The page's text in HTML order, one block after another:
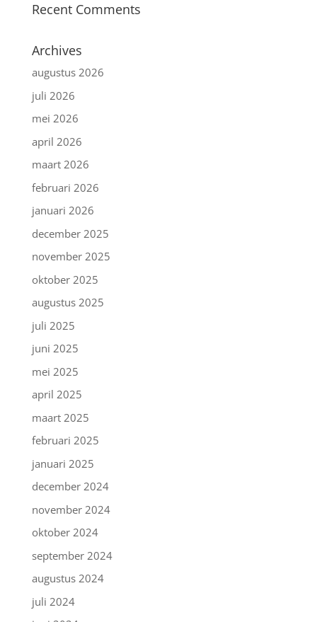
Recent Comments
Archives
augustus 2026
juli 2026
mei 2026
april 2026
maart 2026
februari 2026
januari 2026
december 2025
november 2025
oktober 2025
augustus 2025
juli 2025
juni 2025
mei 2025
april 2025
maart 2025
februari 2025
januari 2025
december 2024
november 2024
oktober 2024
september 2024
augustus 2024
juli 2024